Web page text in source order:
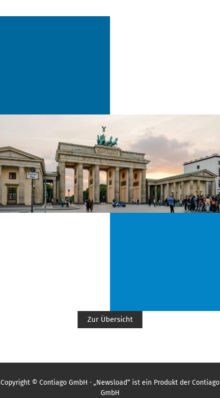
Zur Übersicht
Copyright © Contiago GmbH · „Newsload“ ist ein Produkt der Contiago
GmbH